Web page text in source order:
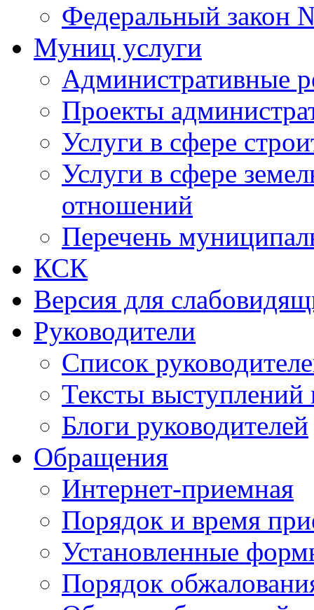
Федеральный закон
Муниц услуги
Административные
Проекты
Услуги в сфере
Услуги в сфере
отношений
Перечень
КСК
Версия для
Руководители
Список
Тексты выступлений
Блоги руководителей
Обращения
Интернет-приемная
Порядок и время
Установленные
Порядок